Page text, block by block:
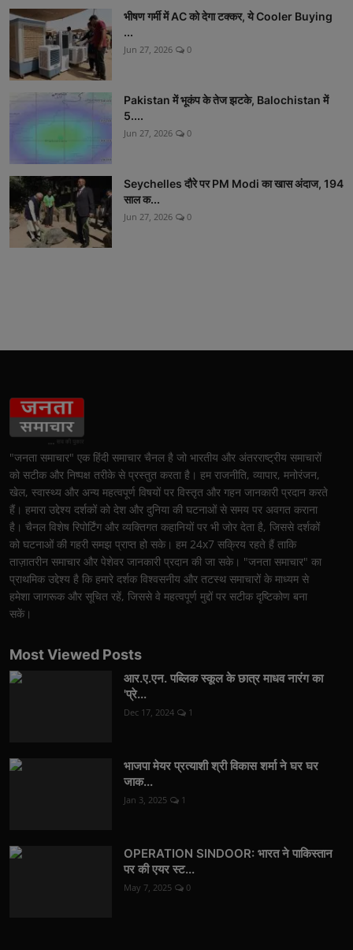
भीषण गर्मी में AC को देगा टक्कर, ये Cooler Buying
...
Jun 27, 2026 0
Pakistan में भूकंप के तेज झटके, Balochistan में
5....
Jun 27, 2026 0
Seychelles दौरे पर PM Modi का खास अंदाज, 194
साल क...
Jun 27, 2026 0
"जनता समाचार" एक हिंदी समाचार चैनल है जो भारतीय और अंतरराष्ट्रीय समाचारों
को सटीक और निष्पक्ष तरीके से प्रस्तुत करता है। हम राजनीति, व्यापार, मनोरंजन,
खेल, स्वास्थ्य और अन्य महत्वपूर्ण विषयों पर विस्तृत और गहन जानकारी प्रदान करते
हैं। हमारा उद्देश्य दर्शकों को देश और दुनिया की घटनाओं से समय पर अवगत कराना
है। चैनल विशेष रिपोर्टिंग और व्यक्तिगत कहानियों पर भी जोर देता है, जिससे दर्शकों
को घटनाओं की गहरी समझ प्राप्त हो सके। हम 24x7 सक्रिय रहते हैं ताकि
ताज़ातरीन समाचार और पेशेवर जानकारी प्रदान की जा सके। "जनता समाचार" का
प्राथमिक उद्देश्य है कि हमारे दर्शक विश्वसनीय और तटस्थ समाचारों के माध्यम से
हमेशा जागरूक और सूचित रहें, जिससे वे महत्वपूर्ण मुद्दों पर सटीक दृष्टिकोण बना
सकें।
Most Viewed Posts
आर.ए.एन. पब्लिक स्कूल के छात्र माधव नारंग का
'प्रे...
Dec 17, 2024 1
भाजपा मेयर प्रत्याशी श्री विकास शर्मा ने घर घर
जाक...
Jan 3, 2025 1
OPERATION SINDOOR: भारत ने पाकिस्तान
पर की एयर स्ट...
May 7, 2025 0